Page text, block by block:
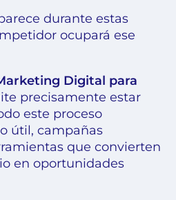
durante estas
ocupará ese
Digital para
precisamente estar
este proceso
útil, campañas
que convierten
en oportunidades